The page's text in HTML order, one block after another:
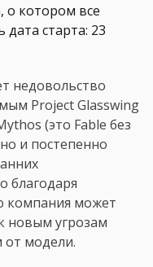
о котором все
дата старта: 23
недовольство
Project Glasswing
(это Fable без
и постепенно
благодаря
компания может
новым угрозам
от модели.